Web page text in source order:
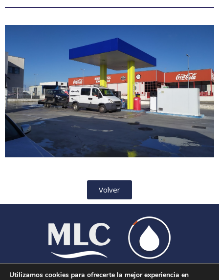
Volver
Aviso Legal|Política de Cookies|Más información
Utilizamos cookies para ofrecerte la mejor experiencia en